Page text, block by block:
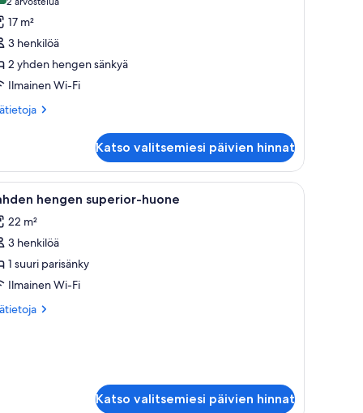
arvostelua)
17 m²
3 henkilöä
2 yhden hengen sänkyä
Ilmainen Wi-Fi
Katso valitsemiesi päivien hinnat
peili, televisio ja ikkuna, jossa on verhot.Ylelliset vuodevaatteet, memory foam -
5 hengen superior-huone
22 m²
3 henkilöä
1 suuri parisänky
Ilmainen Wi-Fi
Katso valitsemiesi päivien hinnat